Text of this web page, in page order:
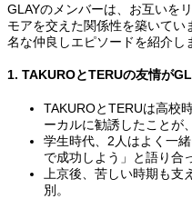
GLAYのメンバーは、お互いを
モアを交えた関係性を築いて
名な仲良しエピソードを紹介し
1. TAKUROとTERUの友情が
TAKUROとTERUは高校
ーカルに勧誘したことが
学生時代、2人はよく一
で成功しよう」と語り合
上京後、苦しい時期も
別。